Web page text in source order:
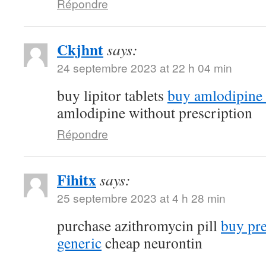
Répondre
Ckjhntsays:
24 septembre 2023 at 22 h 04 min
buy lipitor tablets buy
amlodipine without prescription
Répondre
Fihitxsays:
25 septembre 2023 at 4 h 28 min
purchase azithromycin pillbuy
genericcheap neurontin